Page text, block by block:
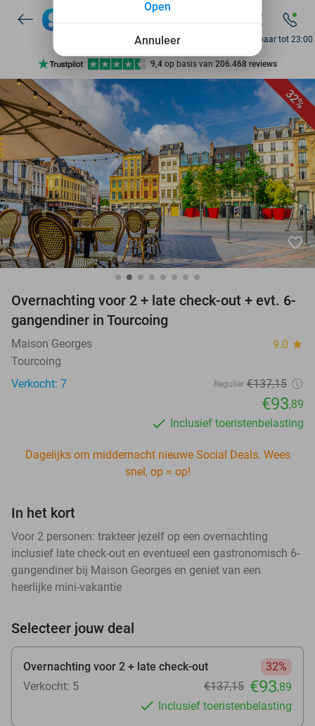
7 dagen per week beschikbaar
10+ miljoen leden
9,4 op basis van 206.468 reviews
Ontdek 15.000+ deals
7 dagen per week beschikbaar
10+ miljoen leden
Bereikbaar tot 23:00
32%
favorite_border
Overnachting voor 2 + late check-out + evt. 6-
gangendiner in Tourcoing
Maison Georges 9.0 star
Tourcoing
Verkocht: 7
Regulier €137,15
€93,89
Inclusief toeristenbelasting
Dagelijks om middernacht nieuwe Social Deals. Wees
snel, op = op!
In het kort
Voor 2 personen: trakteer jezelf op een overnachting
inclusief late check-out en eventueel een gastronomisch 6-
gangendiner bij Maison Georges en geniet van een
heerlijke mini-vakantie
Selecteer jouw deal
Overnachting voor 2 + late check-out
32%
Verkocht: 5
€137,15 €93,89
Inclusief toeristenbelasting
Annuleer
Open